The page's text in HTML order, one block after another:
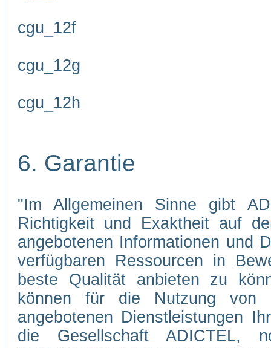
cgu_12f
cgu_12g
cgu_12h
6. Garantie
"Im Allgemeinen Sinne gibt
Richtigkeit und Exaktheit auf
angebotenen Informationen und
verfügbaren Ressourcen in
beste Qualität anbieten zu
können für die Nutzung von
angebotenen Dienstleistungen
die Gesellschaft ADICTEL,